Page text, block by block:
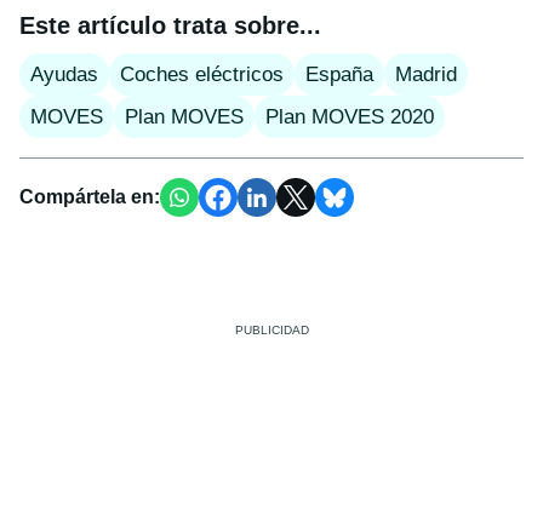
Este artículo trata sobre...
Ayudas Coches eléctricos España
Madrid
MOVES
Plan MOVES Plan MOVES 2020
Compártela en: